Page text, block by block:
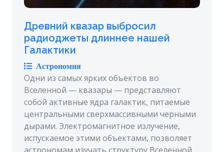
Древний квазар выбросил
радиоджеты длиннее нашей
Галактики
Астрономия
Одни из самых ярких объектов во
Вселенной — квазары — представляют
собой активные ядра галактик, питаемые
центральными сверхмассивными черными
дырами. Электромагнитное излучение,
испускаемое этими объектами, позволяет